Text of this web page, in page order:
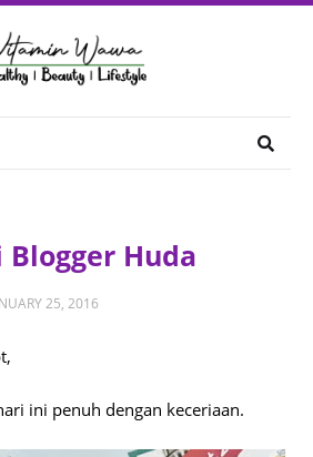
Huda
25, 2016
ini penuh dengan keceriaan.